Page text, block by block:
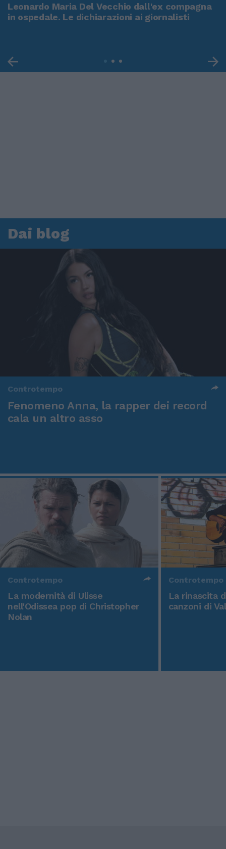
Leonardo Maria Del Vecchio dall'ex compagna
in ospedale. Le dichiarazioni ai giornalisti
Dai blog
Controtempo
Fenomeno Anna, la rapper dei record
cala un altro asso
Controtempo
La modernità di Ulisse
nell'Odissea pop di Christopher
Nolan
Controtempo
La rinascita
canzoni di